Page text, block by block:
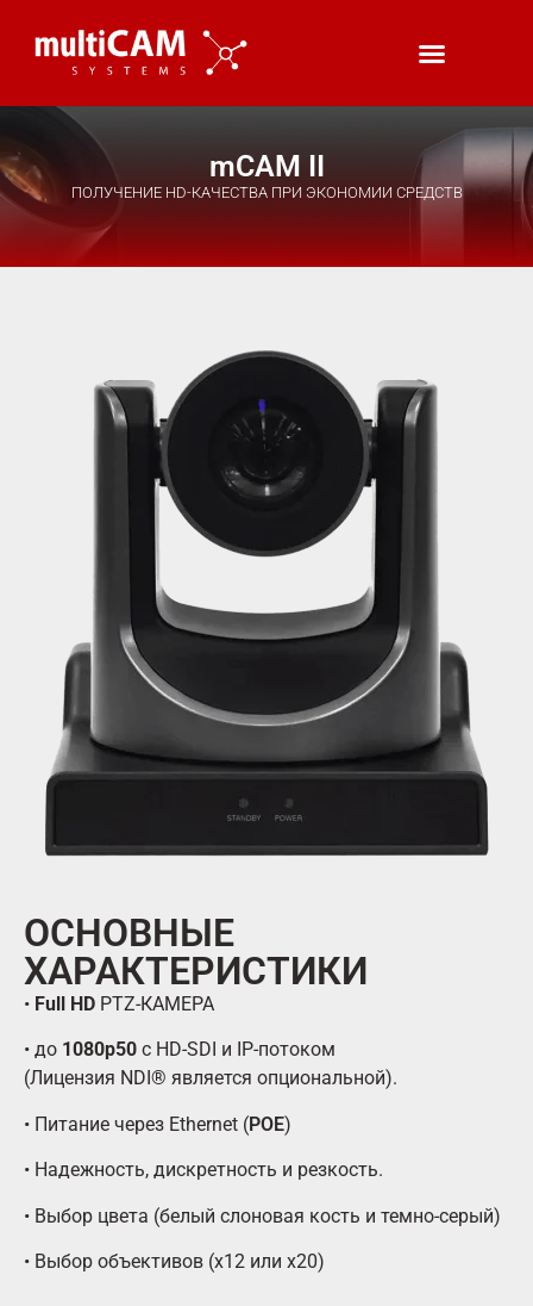
mCAM II
ПОЛУЧЕНИЕ HD-КАЧЕСТВА ПРИ ЭКОНОМИИ СРЕДСТВ
ОСНОВНЫЕ
ХАРАКТЕРИСТИКИ
• Full HD PTZ-КАМЕРА
• до 1080p50 с HD-SDI и IP-потоком
(Лицензия NDI® является опциональной).
• Питание через Ethernet (POE)
• Надежность, дискретность и резкость.
• Выбор цвета (белый слоновая кость и темно-серый)
• Выбор объективов (x12 или x20)